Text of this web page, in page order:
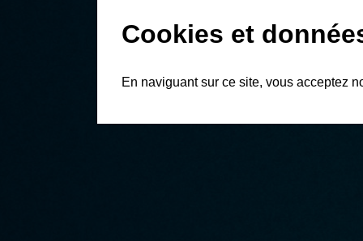
Cookies et
En naviguant sur ce site, vous acceptez